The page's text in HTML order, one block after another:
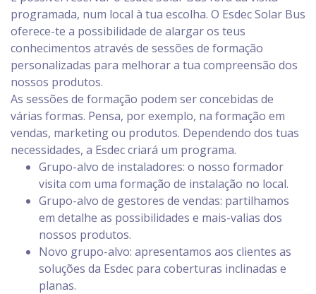
programada, num local à tua escolha. O Esdec Solar Bus
oferece-te a possibilidade de alargar os teus
conhecimentos através de sessões de formação
personalizadas para melhorar a tua compreensão dos
nossos produtos.
As sessões de formação podem ser concebidas de
várias formas. Pensa, por exemplo, na formação em
vendas, marketing ou produtos. Dependendo dos tuas
necessidades, a Esdec criará um programa.
Grupo-alvo de instaladores: o nosso formador
visita com uma formação de instalação no local.
Grupo-alvo de gestores de vendas: partilhamos
em detalhe as possibilidades e mais-valias dos
nossos produtos.
Novo grupo-alvo: apresentamos aos clientes as
soluções da Esdec para coberturas inclinadas e
planas.